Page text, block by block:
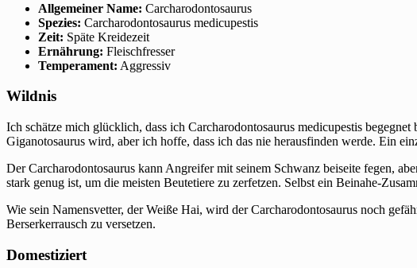
Allgemeiner Name: Carcharodontosaurus
Spezies: Carcharodontosaurus medicupestis
Zeit: Späte Kreidezeit
Ernährung: Fleischfresser
Temperament: Aggressiv
Wildnis
Ich schätze mich glücklich, dass ich Carcharodontosaurus medicupestis
Giganotosaurus wird, aber ich hoffe, dass ich das nie herausfinden werde. Ein
Der Carcharodontosaurus kann Angreifer mit seinem Schwanz beiseite fegen,
stark genug ist, um die meisten Beutetiere zu zerfetzen. Selbst ein Beinahe-
Wie sein Namensvetter, der Weiße Hai, wird der Carcharodontosaurus noch
Berserkerrausch zu versetzen.
Domestiziert